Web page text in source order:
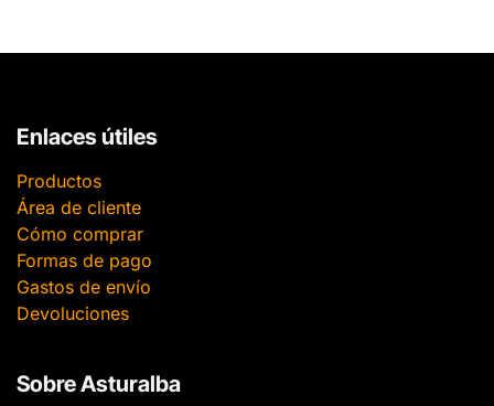
Enlaces útiles
Productos
Área de cliente
Cómo comprar
Formas de pago
Gastos de envío
Devoluciones
Sobre Asturalba